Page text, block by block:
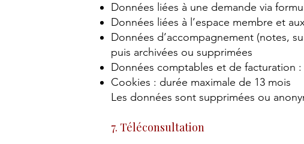
Données liées à une demande via
Données liées à l’espace membre et
Données d’accompagnement (notes,
puis archivées ou supprimées
Données comptables et de facturation
Cookies : durée maximale de 13 mois
Les données sont supprimées ou
7. Téléconsultation